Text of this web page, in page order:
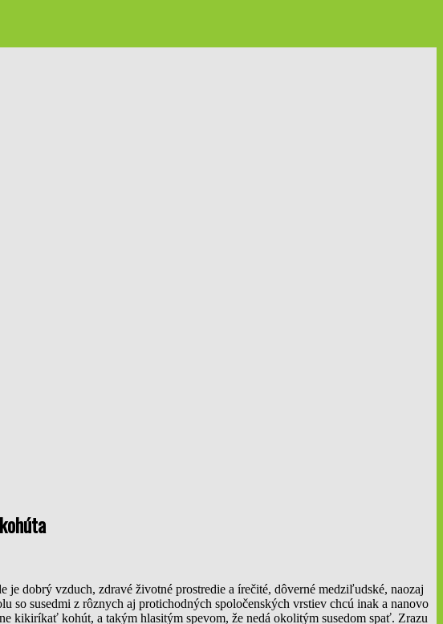
dobrý vzduch, zdravé životné prostredie a írečité, dôverné medziľudské, naozaj
so susedmi z rôznych aj protichodných spoločenských vrstiev chcú inak a nanovo
kikiríkať kohút, a takým hlasitým spevom, že nedá okolitým susedom spať. Zrazu